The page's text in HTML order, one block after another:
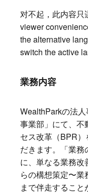
对不起，此内容只
viewer
the alternative
switch the active
業務内容
WealthParkの法
事業部」にて、不
セス改革（BPR
だきます。「業
に、単なる業務
らの構想策定〜
まで伴走すること